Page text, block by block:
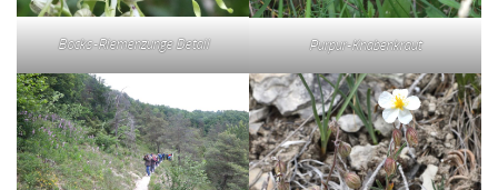
Bocks-Riemenzunge Detail Purpur-Knabenkraut